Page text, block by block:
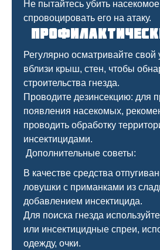
Не пытайтесь убить
спровоцировать его на атаку.
Регулярно осматривайте свой
вблизи крыш, стен, чтобы
строительства гнезда.
Проводите дезинсекцию: для
появления насекомых,
проводить обработку
инсектицидами.
Дополнительные советы:
В качестве средства
ловушки с приманками из
добавлением инсектицида.
Для поиска гнезда
или инсектицидные спреи,
одежду, очки.